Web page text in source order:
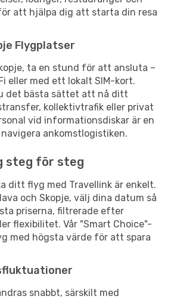
att hjälpa dig att starta din resa
Flygplatser
ta en stund för att ansluta –
eller med ett lokalt SIM-kort.
det bästa sättet att nå ditt
kollektivtrafik eller privat
vid informationsdiskar är en
ankomstlogistiken.
steg för steg
ditt flyg med Travellink är enkelt.
och Skopje, välj dina datum så
priserna, filtrerade efter
flexibilitet. Vår "Smart Choice"-
med högsta värde för att spara
snabbt, särskilt med